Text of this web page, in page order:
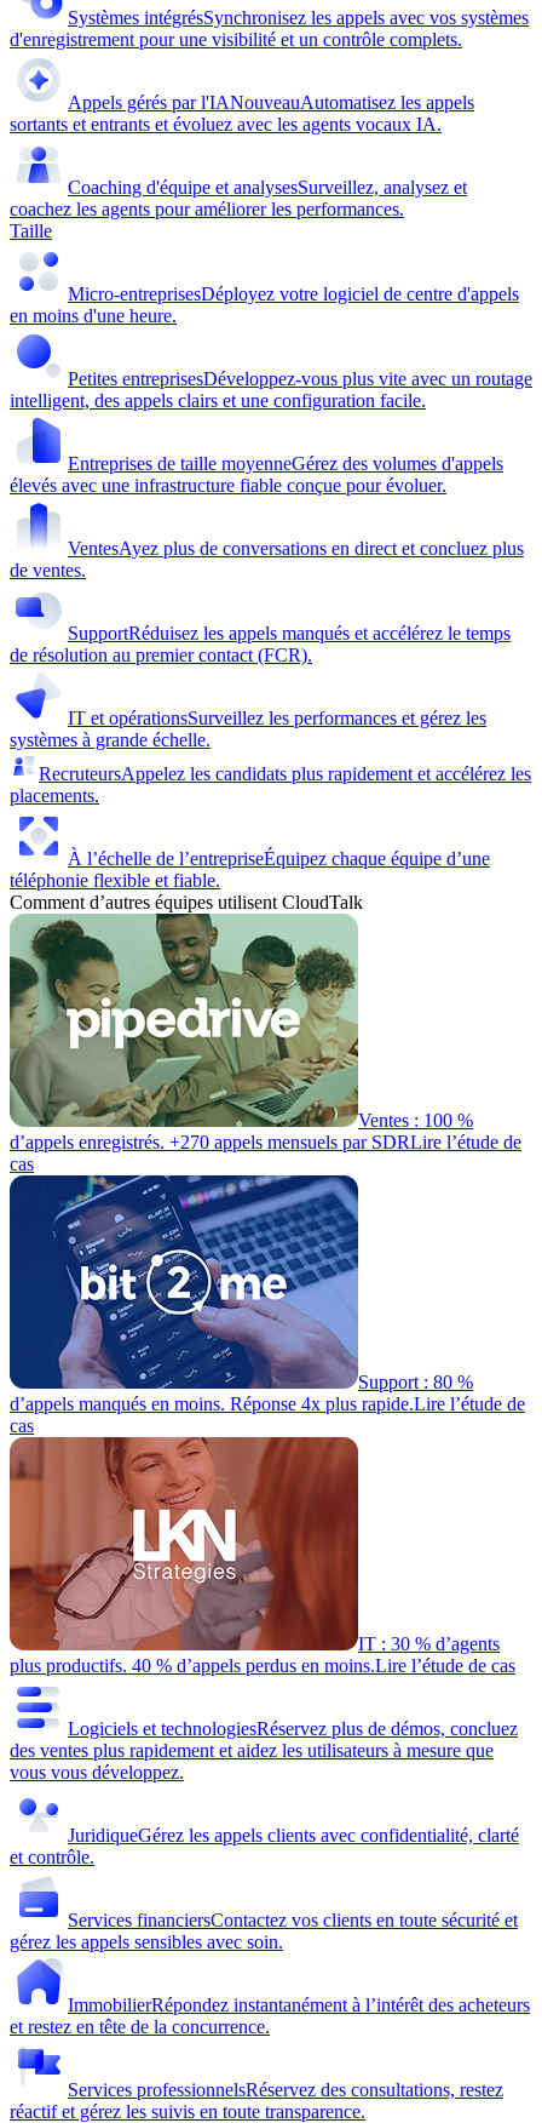
Systèmes intégrésSynchronisez les appels avec vos systèmes
d'enregistrement pour une visibilité et un contrôle complets.
Appels gérés par l'IANouveauAutomatisez les appels
sortants et entrants et évoluez avec les agents vocaux IA.
Coaching d'équipe et analysesSurveillez, analysez et
coachez les agents pour améliorer les performances.
Taille
Micro-entreprisesDéployez votre logiciel de centre d'appels
en moins d'une heure.
Petites entreprisesDéveloppez-vous plus vite avec un routage
intelligent, des appels clairs et une configuration facile.
Entreprises de taille moyenneGérez des volumes d'appels
élevés avec une infrastructure fiable conçue pour évoluer.
VentesAyez plus de conversations en direct et concluez plus
de ventes.
SupportRéduisez les appels manqués et accélérez le temps
de résolution au premier contact (FCR).
IT et opérationsSurveillez les performances et gérez les
systèmes à grande échelle.
RecruteursAppelez les candidats plus rapidement et accélérez les
placements.
À l’échelle de l’entrepriseÉquipez chaque équipe d’une
téléphonie flexible et fiable.
Comment d’autres équipes utilisent CloudTalk
Ventes : 100 %
d’appels enregistrés. +270 appels mensuels par SDRLire l’étude de
cas
Support : 80 %
d’appels manqués en moins. Réponse 4x plus rapide.Lire l’étude de
cas
IT : 30 % d’agents
plus productifs. 40 % d’appels perdus en moins.Lire l’étude de cas
Logiciels et technologiesRéservez plus de démos, concluez
des ventes plus rapidement et aidez les utilisateurs à mesure que
vous vous développez.
JuridiqueGérez les appels clients avec confidentialité, clarté
et contrôle.
Services financiersContactez vos clients en toute sécurité et
gérez les appels sensibles avec soin.
ImmobilierRépondez instantanément à l’intérêt des acheteurs
et restez en tête de la concurrence.
Services professionnelsRéservez des consultations, restez
réactif et gérez les suivis en toute transparence.